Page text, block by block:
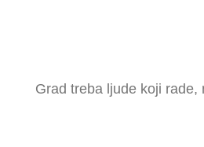
Grad treba ljude koji rade,